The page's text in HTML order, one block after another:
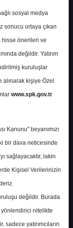
9
sosyal medya
sonucu ortaya çıkan
hisse önerileri ve
değildir. Yatırım
kuruluşlar
kişiye Özel
www.spk.gov.tr
Kanunu" beyanımızı
bir dava neticesinde
sağlayacaktır, lakin
Kişisel Verilerinizin
değildir. Burada
yönlendirici nitelikte
yatırımcıların